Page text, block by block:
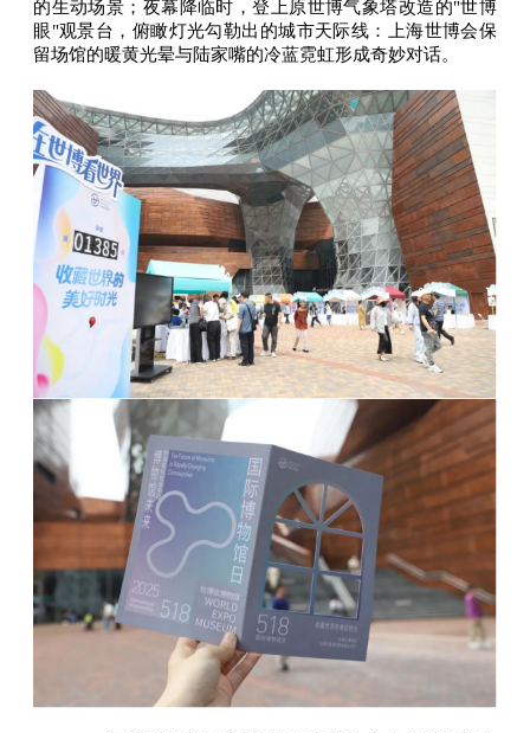
的生动场景；夜幕降临时，登上原世博气象塔改造的"世博
眼"观景台，俯瞰灯光勾勒出的城市天际线：上海世博会保
留场馆的暖黄光晕与陆家嘴的冷蓝霓虹形成奇妙对话。